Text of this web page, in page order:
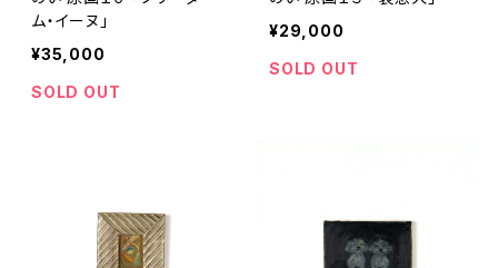
ム・イーヌ」
¥35,000
SOLD OUT
¥29,000
SOLD OUT